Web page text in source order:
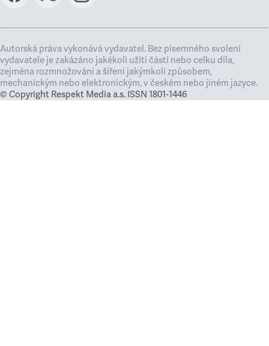
Autorská práva vykonává vydavatel. Bez písemného svolení
vydavatele je zakázáno jakékoli užití částí nebo celku díla,
zejména rozmnožování a šíření jakýmkoli způsobem,
mechanickým nebo elektronickým, v českém nebo jiném jazyce.
© Copyright Respekt Media a.s. ISSN 1801-1446